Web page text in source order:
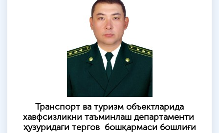
Транспорт ва туризм объектларида
хавфсизликни таъминлаш департаменти
ҳузуридаги тeргов бошқармаси бошлиғи